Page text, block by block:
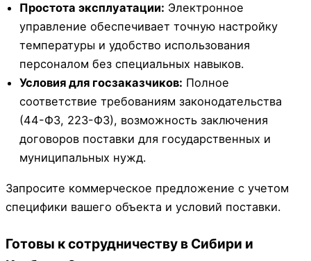
Простота эксплуатации: Электронное
управление обеспечивает точную настройку
температуры и удобство использования
персоналом без специальных навыков.
Условия для госзаказчиков: Полное
соответствие требованиям законодательства
(44-ФЗ, 223-ФЗ), возможность заключения
договоров поставки для государственных и
муниципальных нужд.
Запросите коммерческое предложение с учетом
специфики вашего объекта и условий поставки.
Готовы к сотрудничеству в Сибири и